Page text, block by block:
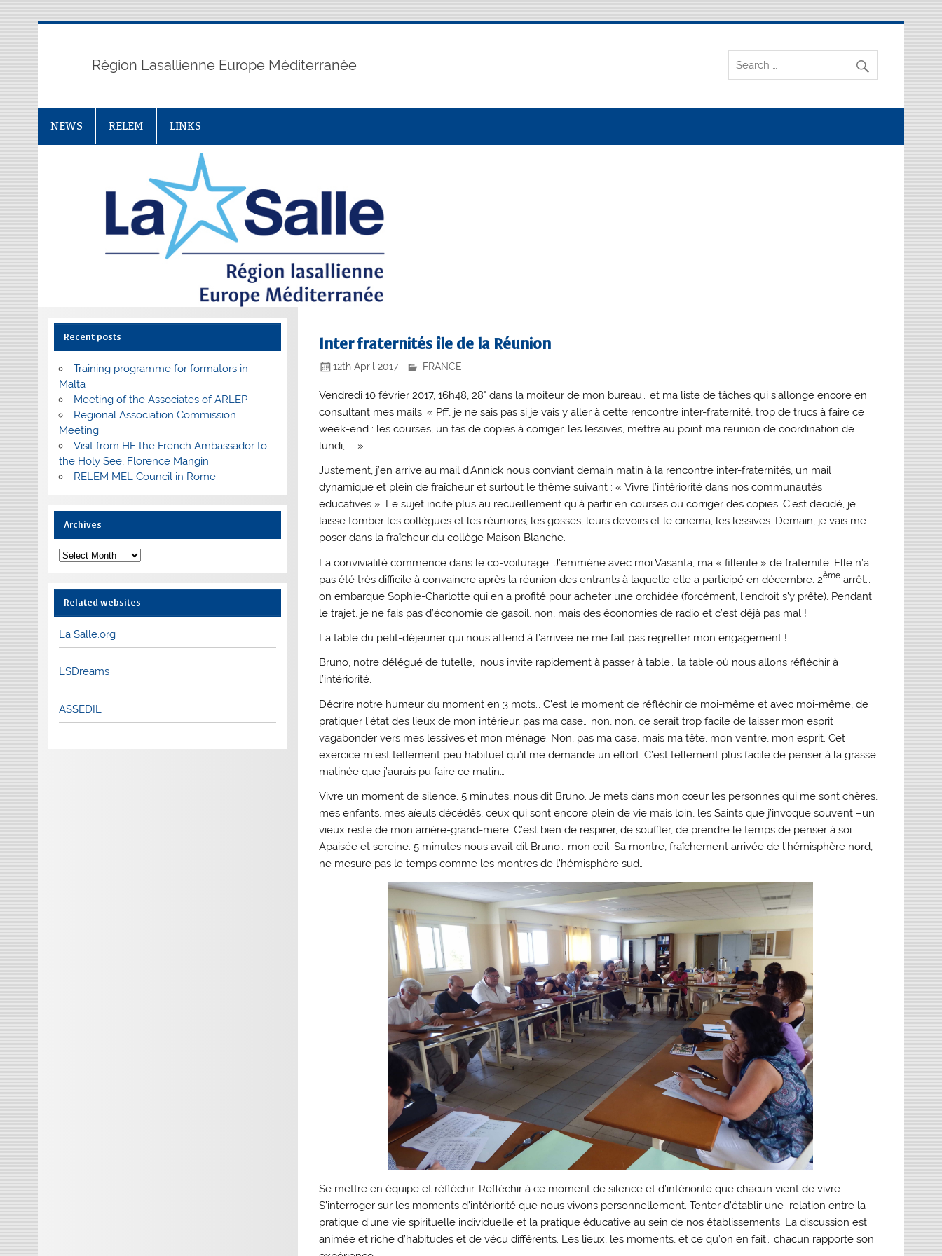
Région Lasallienne Europe Méditerranée
NEWS RELEM LINKS
Inter fraternités île de la Réunion
12th April 2017 FRANCE
Vendredi 10 février 2017, 16h48, 28° dans la moiteur de mon bureau… et ma liste de tâches qui s’allonge encore en
consultant mes mails. « Pff, je ne sais pas si je vais y aller à cette rencontre inter-fraternité, trop de trucs à faire ce
week-end : les courses, un tas de copies à corriger, les lessives, mettre au point ma réunion de coordination de
lundi, …. »
Justement, j’en arrive au mail d’Annick nous conviant demain matin à la rencontre inter-fraternités, un mail
dynamique et plein de fraîcheur et surtout le thème suivant : « Vivre l’intériorité dans nos communautés
éducatives ». Le sujet incite plus au recueillement qu’à partir en courses ou corriger des copies. C’est décidé, je
laisse tomber les collègues et les réunions, les gosses, leurs devoirs et le cinéma, les lessives. Demain, je vais me
poser dans la fraîcheur du collège Maison Blanche.
La convivialité commence dans le co-voiturage. J’emmène avec moi Vasanta, ma « filleule » de fraternité. Elle n’a
pas été très difficile à convaincre après la réunion des entrants à laquelle elle a participé en décembre. 2ème arrêt…
on embarque Sophie-Charlotte qui en a profité pour acheter une orchidée (forcément, l’endroit s’y prête). Pendant
le trajet, je ne fais pas d’économie de gasoil, non, mais des économies de radio et c’est déjà pas mal !
La table du petit-déjeuner qui nous attend à l’arrivée ne me fait pas regretter mon engagement !
Bruno, notre délégué de tutelle, nous invite rapidement à passer à table… la table où nous allons réfléchir à
l’intériorité.
Décrire notre humeur du moment en 3 mots… C’est le moment de réfléchir de moi-même et avec moi-même, de
pratiquer l’état des lieux de mon intérieur, pas ma case… non, non, ce serait trop facile de laisser mon esprit
vagabonder vers mes lessives et mon ménage. Non, pas ma case, mais ma tête, mon ventre, mon esprit. Cet
exercice m’est tellement peu habituel qu’il me demande un effort. C’est tellement plus facile de penser à la grasse
matinée que j’aurais pu faire ce matin…
Vivre un moment de silence. 5 minutes, nous dit Bruno. Je mets dans mon cœur les personnes qui me sont chères,
mes enfants, mes aïeuls décédés, ceux qui sont encore plein de vie mais loin, les Saints que j’invoque souvent –un
vieux reste de mon arrière-grand-mère. C’est bien de respirer, de souffler, de prendre le temps de penser à soi.
Apaisée et sereine. 5 minutes nous avait dit Bruno… mon œil. Sa montre, fraîchement arrivée de l’hémisphère nord,
ne mesure pas le temps comme les montres de l’hémisphère sud…
Se mettre en équipe et réfléchir. Réfléchir à ce moment de silence et d’intériorité que chacun vient de vivre.
S’interroger sur les moments d’intériorité que nous vivons personnellement. Tenter d’établir une relation entre la
pratique d’une vie spirituelle individuelle et la pratique éducative au sein de nos établissements. La discussion est
animée et riche d’habitudes et de vécu différents. Les lieux, les moments, et ce qu’on en fait… chacun rapporte son
Recent posts
Training programme for formators in
Malta
Meeting of the Associates of ARLEP
Regional Association Commission
Meeting
Visit from HE the French Ambassador to
the Holy See, Florence Mangin
RELEM MEL Council in Rome
Archives
Archives
Related websites
La Salle.org
LSDreams
ASSEDIL